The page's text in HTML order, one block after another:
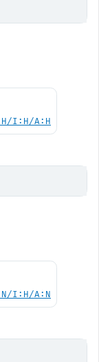
I:H/A:H
I:H/A:N